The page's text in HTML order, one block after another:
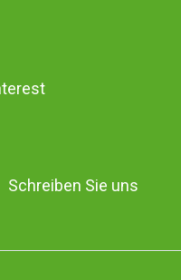
Schreiben Sie uns